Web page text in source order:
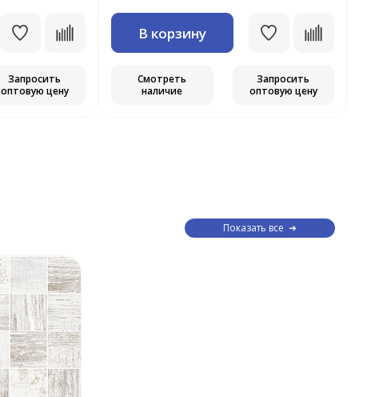
Запросить
оптовую цену
В корзину
Смотреть
наличие
Запросить
оптовую цену
Показать все